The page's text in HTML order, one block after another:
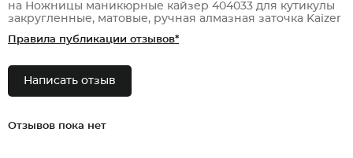
на Ножницы маникюрные кайзер 404033 для кутикулы
закругленные, матовые, ручная алмазная заточка Kaizer
Правила публикации отзывов*
Написать отзыв
Отзывов пока нет